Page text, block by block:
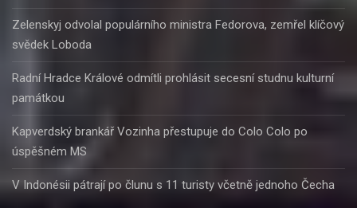
Zelenskyj odvolal populárního ministra Fedorova, zemřel klíčový
svědek Loboda
Radní Hradce Králové odmítli prohlásit secesní studnu kulturní
památkou
Kapverdský brankář Vozinha přestupuje do Colo Colo po
úspěšném MS
V Indonésii pátrají po člunu s 11 turisty včetně jednoho Čecha